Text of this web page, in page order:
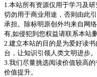
1.本站所有资源仅用于学习及
切勿用于商业用途，否则由此
承担。除标明原创外均来自网
有,如侵犯到您权益请联系本站
2.建立本站的目的是为爱好读
台，让知识引领人类文明进步。
3.我们尽量挑选阅读价值较高
价值提升。